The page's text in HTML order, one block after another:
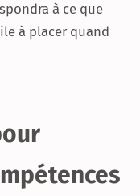
à ce que
à placer quand